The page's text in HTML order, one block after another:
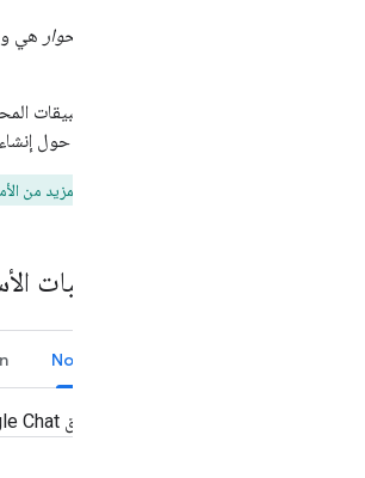
مربّعات الحوار
التفاصيل حول
للاطّلاع على المزيد من
المتطلبات
Node.js
تطبيق Google Chat يتلقّى